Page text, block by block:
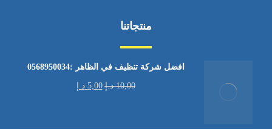
منتجاتنا
افضل شركة تنظيف في الظاهر :0568950034
10,00 د.إ 5,00 د.إ